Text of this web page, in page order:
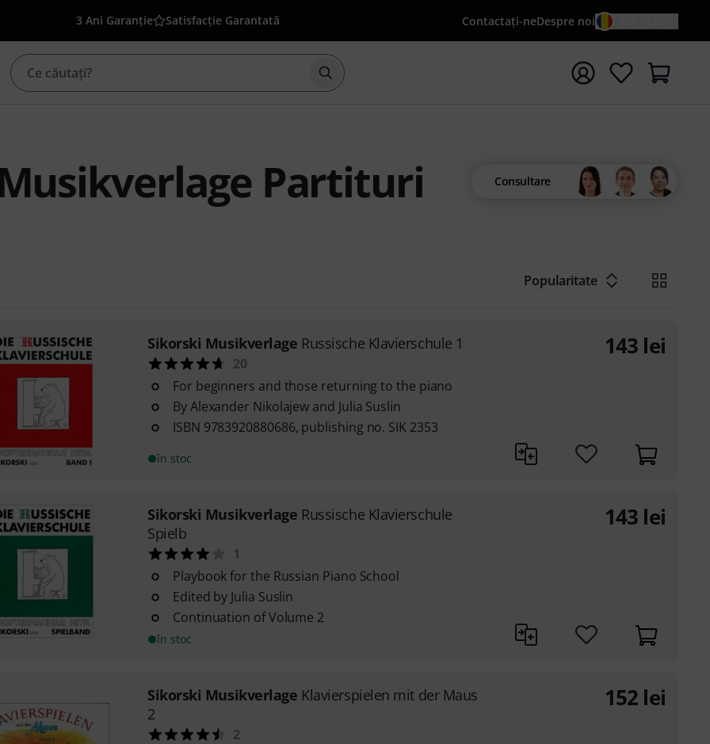
3 Ani Garanție Satisfacție Garantată Contactaţi-neDespre noi
Începeți căutarea cu termenul de căutare {searchTerm}
Partituri
Consultare
Popularitate
Sikorski Musikverlage Russische Klavierschule 1
20
For beginners and those returning to the piano
By Alexander Nikolajew and Julia Suslin
ISBN 9783920880686, publishing no. SIK 2353
în stoc
143 lei
Sikorski Musikverlage Russische Klavierschule
Spielb
1
Playbook for the Russian Piano School
Edited by Julia Suslin
Continuation of Volume 2
în stoc
143 lei
Sikorski Musikverlage Klavierspielen mit der Maus
2
2
152 lei